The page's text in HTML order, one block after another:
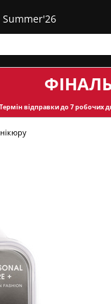
Summer'26
Термін відправкидо 7 робочих